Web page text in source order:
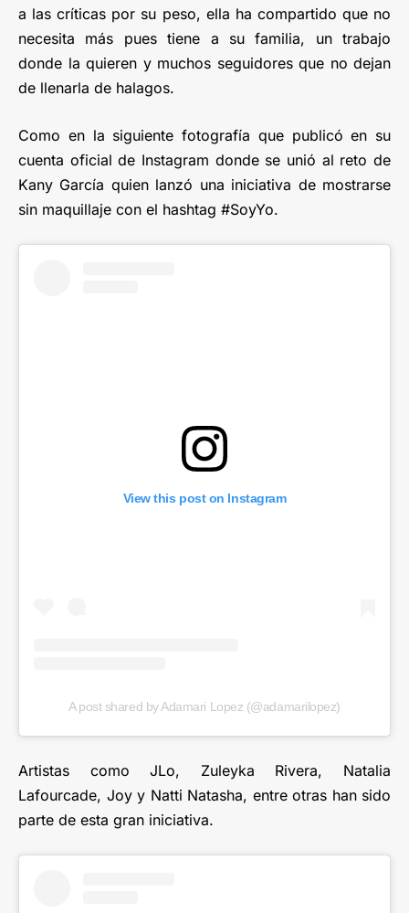
a las críticas por su peso, ella ha compartido que no
necesita más pues tiene a su familia, un trabajo
donde la quieren y muchos seguidores que no dejan
de llenarla de halagos.
Como en la siguiente fotografía que publicó en su
cuenta oficial de Instagram donde se unió al reto de
Kany García quien lanzó una iniciativa de mostrarse
sin maquillaje con el hashtag #SoyYo.
View this post on Instagram
A post shared by Adamari Lopez (@adamarilopez)
Artistas como JLo, Zuleyka Rivera, Natalia
Lafourcade, Joy y Natti Natasha, entre otras han sido
parte de esta gran iniciativa.